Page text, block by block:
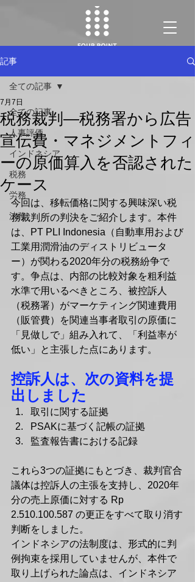
記事
全ての記事
人事評価
インドネシア
税務
労務
法務
全ての記事
税務裁判—税務署から広告
宣伝費・マネジメントフィ
ーの原価算入を否認された
ケース
7月7日
今回は、移転価格に関する興味深い税
務裁判所の判決をご紹介します。本件
は、PT PLI Indonesia（自動車用および
工業用潤滑油のディストリビュータ
ー）が関わる2020年分の税務紛争で
す。争点は、内部の比較対象を粗利益
水準で用いるべきところ、被控訴人
（税務署）がマーケティング関連費用
（販管費）を関連当事者取引の原価に
「見做しで」組み入れて、「利益率が
低い」と主張した点にあります。
控訴人は、次の資料を提
出しました
取引に関する証拠
PSAKに基づく記帳の証拠
監査報告書における記録
これら3つの証拠にもとづき、裁判官合
議体は控訴人の主張を支持し、2020年
分の売上原価に対する Rp
2.510.100.587 の更正をすべて取り消す
判断をしました。
インドネシアの法制度は、形式的に判
例拘束を採用していませんが、本件で
取り上げられた論点は、インドネシア